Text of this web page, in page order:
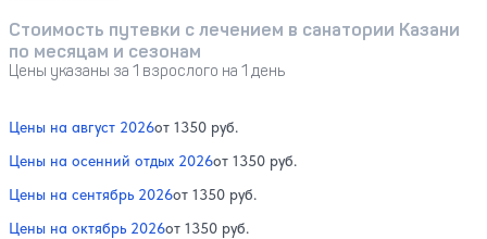
Стоимость путевки с лечением в санатории Казани
по месяцам и сезонам
Цены указаны за 1 взрослого на 1 день
Цены на август 2026от 1350 руб.
Цены на осенний отдых 2026от 1350 руб.
Цены на сентябрь 2026от 1350 руб.
Цены на октябрь 2026от 1350 руб.